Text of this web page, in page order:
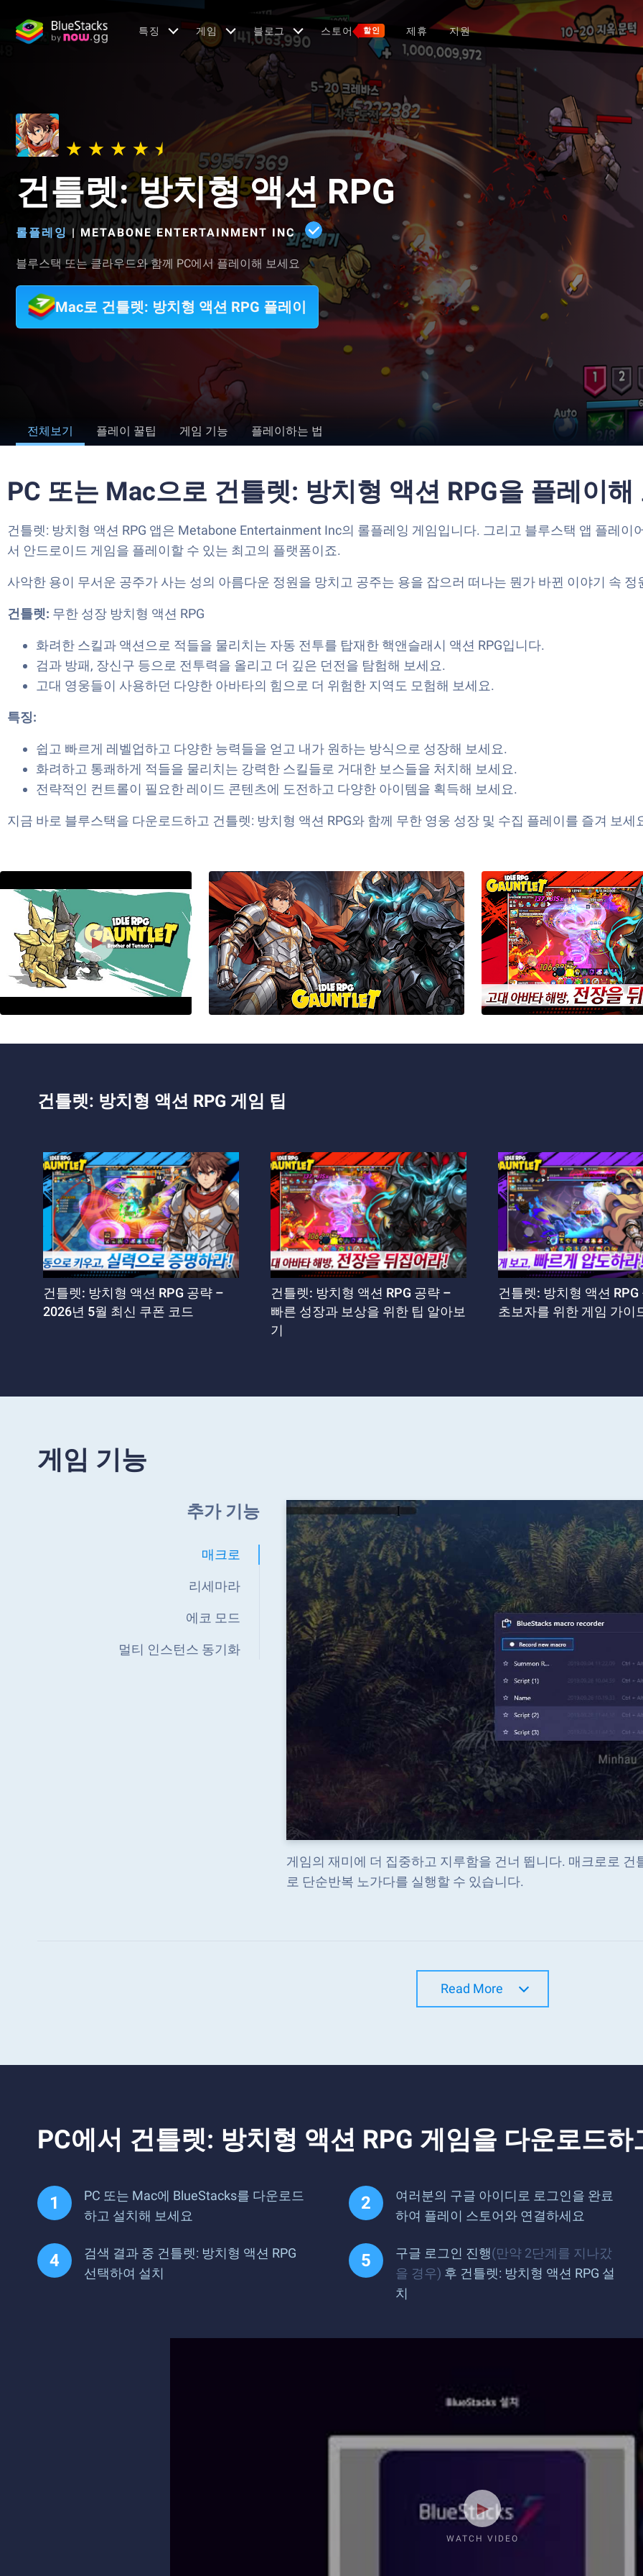
특징 게임 블로그 스토어 할인 제휴 지원
건틀렛: 방치형 액션 RPG
롤플레잉 |METABONE ENTERTAINMENT INC
블루스택 또는 클라우드와 함께 PC에서 플레이해 보세요
Mac로 건틀렛: 방치형 액션 RPG 플레이
전체보기 플레이 꿀팁 게임 기능 플레이하는 법
PC 또는 Mac으로 건틀렛: 방치형 액션 RPG을 플레이해
건틀렛: 방치형 액션 RPG 앱은 Metabone Entertainment Inc의 롤플레잉 게임입니다. 그리고 블루스택 앱 플레
서 안드로이드 게임을 플레이할 수 있는 최고의 플랫폼이죠.
사악한 용이 무서운 공주가 사는 성의 아름다운 정원을 망치고 공주는 용을 잡으러 떠나는 뭔가 바뀐 이야기 속
건틀렛: 무한 성장 방치형 액션 RPG
화려한 스킬과 액션으로 적들을 물리치는 자동 전투를 탑재한 핵앤슬래시 액션 RPG입니다.
검과 방패, 장신구 등으로 전투력을 올리고 더 깊은 던전을 탐험해 보세요.
고대 영웅들이 사용하던 다양한 아바타의 힘으로 더 위험한 지역도 모험해 보세요.
특징:
쉽고 빠르게 레벨업하고 다양한 능력들을 얻고 내가 원하는 방식으로 성장해 보세요.
화려하고 통쾌하게 적들을 물리치는 강력한 스킬들로 거대한 보스들을 처치해 보세요.
전략적인 컨트롤이 필요한 레이드 콘텐츠에 도전하고 다양한 아이템을 획득해 보세요.
지금 바로 블루스택을 다운로드하고 건틀렛: 방치형 액션 RPG와 함께 무한 영웅 성장 및 수집 플레이를 즐겨 보세
건틀렛: 방치형 액션 RPG 게임 팁
건틀렛: 방치형 액션 RPG 공략 –
2026년 5월 최신 쿠폰 코드
건틀렛: 방치형 액션 RPG 공략 –
빠른 성장과 보상을 위한 팁 알아보
기
건틀렛: 방치형 액션
초보자를 위한 게임 가이
게임 기능
추가 기능
매크로
리세마라
에코 모드
멀티 인스턴스 동기화
게임의 재미에 더 집중하고 지루함을 건너 뜁니다. 매크로로 건
로 단순반복 노가다를 실행할 수 있습니다.
Read More
PC에서 건틀렛: 방치형 액션 RPG 게임을 다운로드
PC 또는 Mac에 BlueStacks를 다운로드
하고 설치해 보세요
여러분의 구글 아이디로 로그인을 완료
하여 플레이 스토어와 연결하세요
검색 결과 중 건틀렛: 방치형 액션 RPG
선택하여 설치
구글 로그인 진행(만약 2단계를 지나갔
을 경우) 후 건틀렛: 방치형 액션 RPG 설
치
WATCH VIDEO